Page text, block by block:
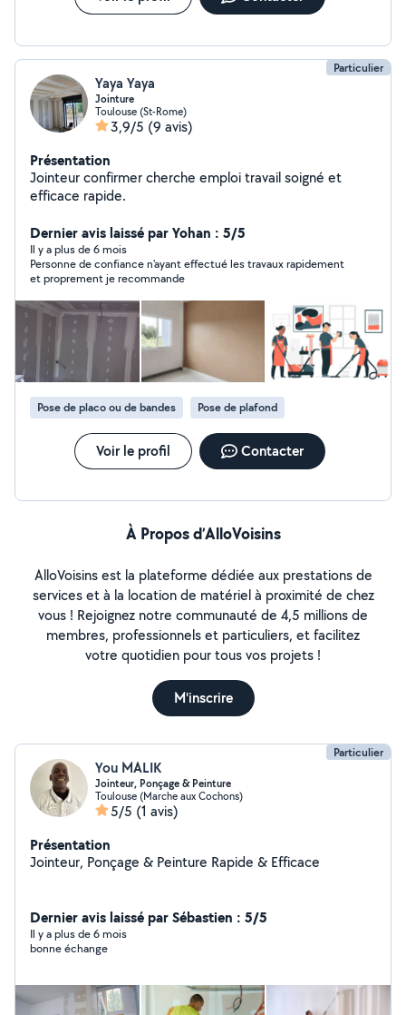
Particulier
Yaya Yaya
Jointure
Toulouse (St-Rome)
3,9/5 (9 avis)
Présentation
Jointeur confirmer cherche emploi travail soigné et
efficace rapide.
Dernier avis laissé par Yohan : 5/5
Il y a plus de 6 mois
Personne de confiance n'ayant effectué les travaux rapidement
et proprement je recommande
Pose de placo ou de bandes Pose de plafond
Voir le profil Contacter
À Propos d’AlloVoisins
AlloVoisins est la plateforme dédiée aux prestations de
services et à la location de matériel à proximité de chez
vous ! Rejoignez notre communauté de 4,5 millions de
membres, professionnels et particuliers, et facilitez
votre quotidien pour tous vos projets !
M'inscrire
Particulier
You MALIK
Jointeur, Ponçage & Peinture
Toulouse (Marche aux Cochons)
5/5 (1 avis)
Présentation
Jointeur, Ponçage & Peinture Rapide & Efficace
Dernier avis laissé par Sébastien : 5/5
Il y a plus de 6 mois
bonne échange